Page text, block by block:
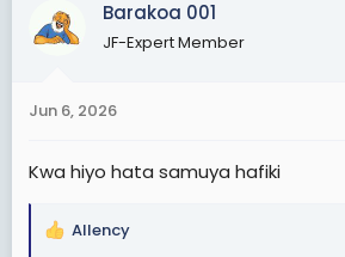
t
i
s
Barakoa 001
JF-Expert Member
Jun 6, 2026
Kwa hiyo hata samuya hafiki
R
Allency